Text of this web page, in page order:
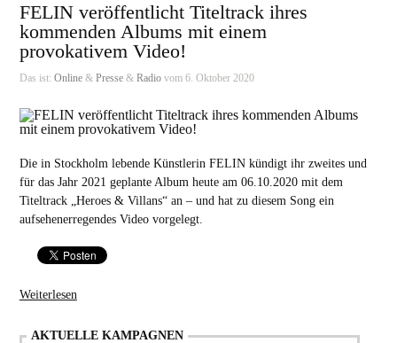
FELIN veröffentlicht Titeltrack ihres
kommenden Albums mit einem
provokativem Video!
Das ist: Online& Presse& Radiovom 6. Oktober 2020
Die in Stockholm lebende Künstlerin FELIN kündigt ihr zweites und
für das Jahr 2021 geplante Album heute am 06.10.2020 mit dem
Titeltrack „Heroes & Villans“ an – und hat zu diesem Song ein
aufsehenerregendes Video vorgelegt.
Weiterlesen
AKTUELLE KAMPAGNEN